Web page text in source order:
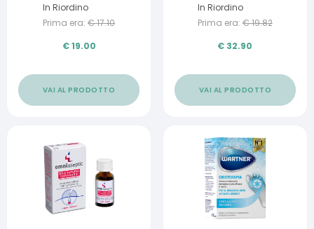
In Riordino
Prima era: €17.10
€19.00
VAI AL PRODOTTO
In Riordino
Prima era: €19.82
€ 32.90
VAI AL PRODOTTO